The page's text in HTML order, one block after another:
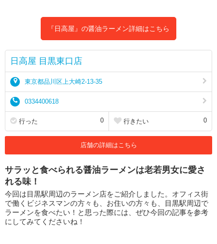
『日高屋』の醤油ラーメン詳細はこちら
日高屋 目黒東口店
東京都品川区上大崎2-13-35
0334400618
行った 0 行きたい 0
店舗の詳細はこちら
サラッと食べられる醤油ラーメンは老若男女に愛さ
れる味！
今回は目黒駅周辺のラーメン店をご紹介しました。オフィス街
で働くビジネスマンの方々も、お住いの方々も、目黒駅周辺で
ラーメンを食べたい！と思った際には、ぜひ今回の記事を参考
にしてみてくださいね！